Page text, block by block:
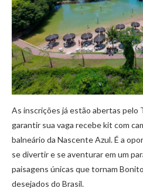
As inscrições já estão abertas pelo
garantir sua vaga recebe kit com
balneário da Nascente Azul. É a
se divertir e se aventurar em um
paisagens únicas que tornam
desejados do Brasil.